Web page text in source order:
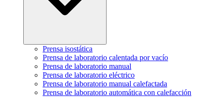
Prensa isostática
Prensa de laboratorio calentada por vacío
Prensa de laboratorio manual
Prensa de laboratorio eléctrico
Prensa de laboratorio manual calefactada
Prensa de laboratorio automática con calefacción